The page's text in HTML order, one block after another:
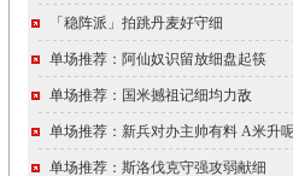
「稳阵派」拍跳丹麦好守细
单场推荐：阿仙奴识留放细盘起筷
单场推荐：国米撼祖记细均力敌
单场推荐：新兵对办主帅有料 A米升
单场推荐：斯洛伐克守强攻弱献细